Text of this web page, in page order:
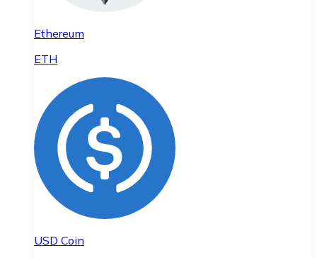
Ethereum
ETH
USD Coin